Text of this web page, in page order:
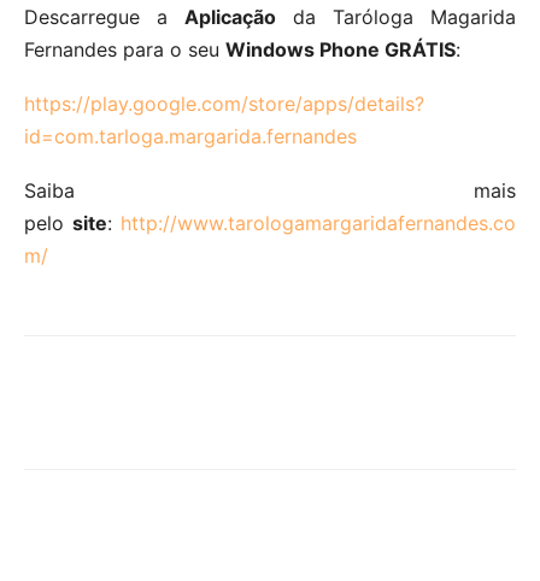
Descarregue a Aplicação da Taróloga Magarida
Fernandes para o seu Windows Phone GRÁTIS:
https://play.google.com/store/apps/details?
id=com.tarloga.margarida.fernandes
Saiba mais
pelo site: http://www.tarologamargaridafernandes.co
m/